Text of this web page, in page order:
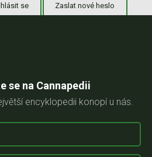
se Zaslat nové heslo
se na Cannapedii
encyklopedii konopí u nás.